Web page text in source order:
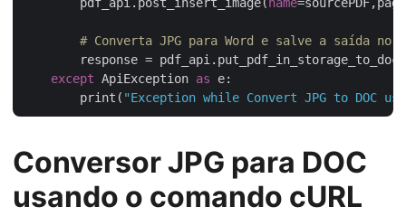
        pdf_api.post_insert_image(
name
# Converta JPG para Word e salve a saída no
        response = pdf_api.put_pdf_in_storage_to_doc(
except ApiException as e:
        print(
"Exception while Convert JPG to DOC
Conversor JPG para DOC
usando o comando cURL